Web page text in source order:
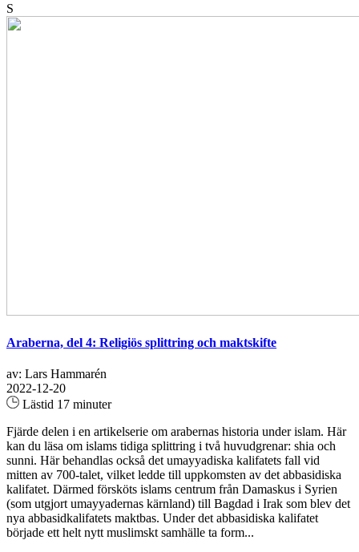
S
Araberna, del 4: Religiös splittring och maktskifte
av: Lars Hammarén
2022-12-20
Lästid 17 minuter
Fjärde delen i en artikelserie om arabernas historia under islam. Här
kan du läsa om islams tidiga splittring i två huvudgrenar: shia och
sunni. Här behandlas också det umayyadiska kalifatets fall vid
mitten av 700-talet, vilket ledde till uppkomsten av det abbasidiska
kalifatet. Därmed försköts islams centrum från Damaskus i Syrien
(som utgjort umayyadernas kärnland) till Bagdad i Irak som blev det
nya abbasidkalifatets maktbas. Under det abbasidiska kalifatet
började ett helt nytt muslimskt samhälle ta form...